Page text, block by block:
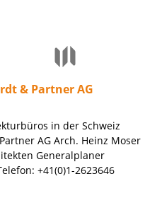
& Partner AG
in der Schweiz
AG Arch. Heinz Moser
Generalplaner
+41(0)1-2623646